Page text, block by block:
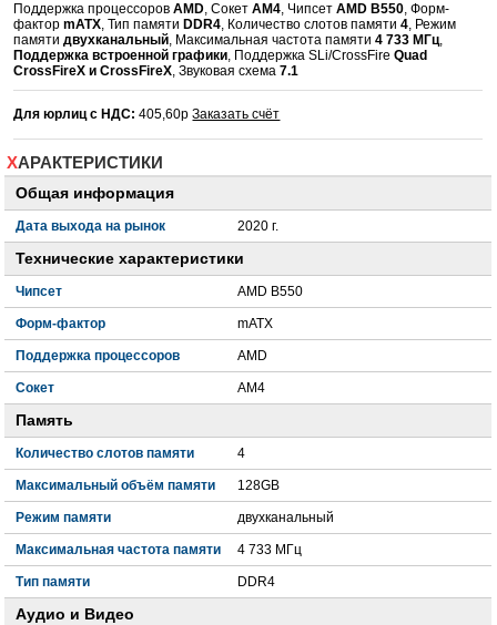
Поддержка процессоровAMD, СокетAM4, ЧипсетAMD B550, Форм-
факторmATX, Тип памяти DDR4, Количество слотов памяти4, Режим
памятидвухканальный, Максимальная частота памяти4 733 МГц,
Поддержка встроенной графики, Поддержка SLi/CrossFireQuad
CrossFireX и CrossFireX, Звуковая схема7.1
Для юрлиц с НДС: 405,60рЗаказать счёт
ХАРАКТЕРИСТИКИ
Общая информация
Дата выхода на рынок 2020 г.
Технические характеристики
Чипсет AMD B550
Форм-фактор mATX
Поддержка процессоров AMD
Сокет AM4
Память
Количество слотов памяти 4
Максимальный объём памяти 128GB
Режим памяти двухканальный
Максимальная частота памяти 4 733 МГц
Тип памяти DDR4
Аудио и Видео